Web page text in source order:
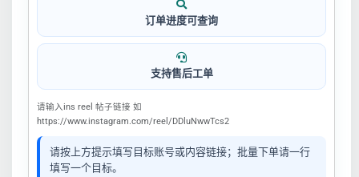
订单进度可查询
支持售后工单
请输入ins reel 帖子链接 如
https://www.instagram.com/reel/DDluNwwTcs2
请按上方提示填写目标账号或内容链接；批量下单请一行
填写一个目标。